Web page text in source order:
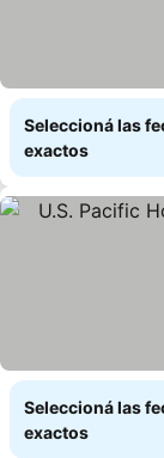
Seleccioná las
exactos
Seleccioná las
exactos